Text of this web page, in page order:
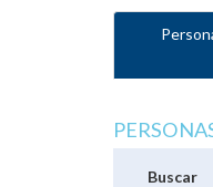
Buscar